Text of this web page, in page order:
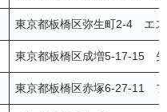
東京都板橋区弥生町2-4 エ
東京都板橋区成増5-17-15
東京都板橋区赤塚6-27-11